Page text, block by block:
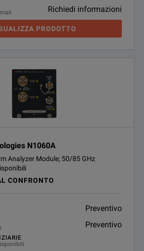
Richiedi informazioni
PRODOTTO
N1060A
Analyzer Module; 50/85 GHz
CONFRONTO
Preventivo
Preventivo